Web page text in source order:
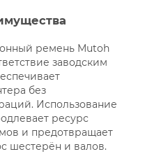
ремень Mutoh
заводским
без
Использование
ресурс
и предотвращает
шестерён и валов.